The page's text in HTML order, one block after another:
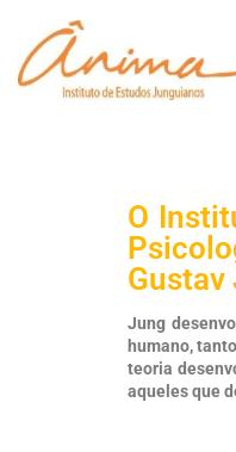
O
Gustav
Jung
humano,
teoria
aqueles que